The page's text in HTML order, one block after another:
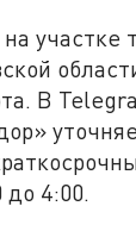
участке
В
4:00.